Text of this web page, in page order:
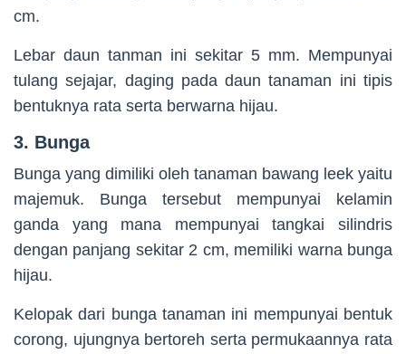
cm.
Lebar daun tanman ini sekitar 5 mm. Mempunyai
tulang sejajar, daging pada daun tanaman ini tipis
bentuknya rata serta berwarna hijau.
3. Bunga
Bunga yang dimiliki oleh tanaman bawang leek yaitu
majemuk. Bunga tersebut mempunyai kelamin
ganda yang mana mempunyai tangkai silindris
dengan panjang sekitar 2 cm, memiliki warna bunga
hijau.
Kelopak dari bunga tanaman ini mempunyai bentuk
corong, ujungnya bertoreh serta permukaannya rata